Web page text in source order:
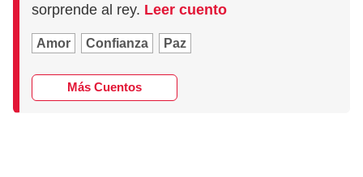
sorprende al rey. Leer cuento
Amor Confianza Paz
Más Cuentos